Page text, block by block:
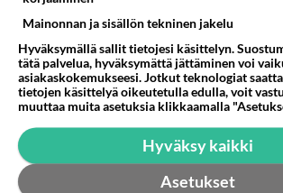
Martinan bisneksillä ei mene hyvin
2 km on nykyään liian pitkä koulumatka
Mainonnan ja sisällön tekninen jakelu
Hyväksymällä sallit tietojesi käsittelyn.
tätä palvelua, hyväksymättä jättäminen voi
asiakaskokemukseesi. Jotkut teknologiat
tietojen käsittelyä oikeutetulla edulla, voit
muuttaa muita asetuksia klikkaamalla
Hyväksy kaikki
Asetukset